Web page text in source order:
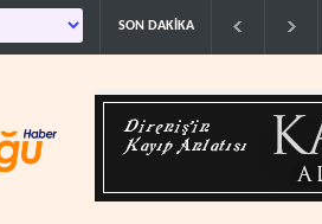
SON DAKİKA
ABD'den Küba ordusuna yeni yaptırımlar..